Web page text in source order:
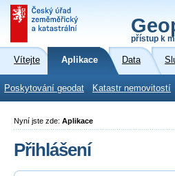
přístup k
Vítejte Aplikace Data
Poskytování geodat Katastr nemovitostí
Nyní jste zde: Aplikace
Přihlášení